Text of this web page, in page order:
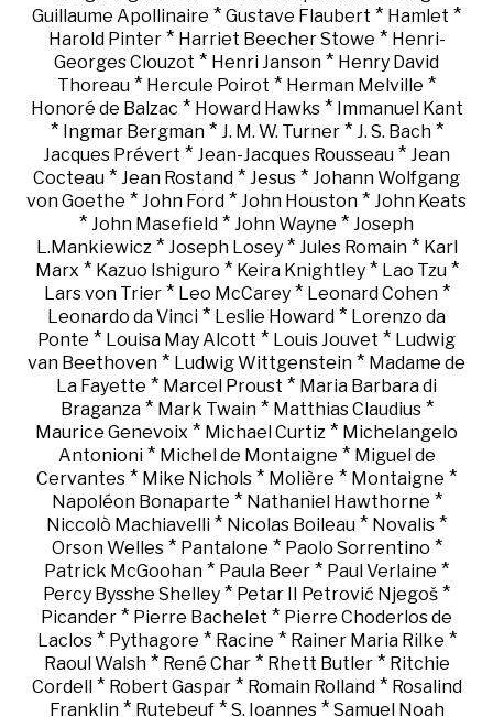
Guillaume Apollinaire * Gustave Flaubert * Hamlet *
Harold Pinter* Harriet Beecher Stowe * Henri-
Georges Clouzot * Henri Janson * Henry David
Thoreau * Hercule Poirot * Herman Melville *
Honoré de Balzac * Howard Hawks* Immanuel Kant
* Ingmar Bergman* J. M. W. Turner* J. S. Bach*
Jacques Prévert * Jean-Jacques Rousseau * Jean
Cocteau * Jean Rostand * Jesus * Johann Wolfgang
von Goethe * John Ford * John Houston * John Keats
* John Masefield * John Wayne * Joseph
L.Mankiewicz* Joseph Losey* Jules Romain* Karl
Marx * Kazuo Ishiguro * Keira Knightley* Lao Tzu*
Lars von Trier* Leo McCarey* Leonard Cohen*
Leonardo da Vinci * Leslie Howard * Lorenzo da
Ponte * Louisa May Alcott * Louis Jouvet * Ludwig
van Beethoven * Ludwig Wittgenstein * Madame de
La Fayette * Marcel Proust * Maria Barbara di
Braganza* Mark Twain* Matthias Claudius*
Maurice Genevoix * Michael Curtiz * Michelangelo
Antonioni* Michel de Montaigne * Miguel de
Cervantes * Mike Nichols * Molière * Montaigne *
Napoléon Bonaparte * Nathaniel Hawthorne *
Niccolò Machiavelli * Nicolas Boileau * Novalis *
Orson Welles* Pantalone * Paolo Sorrentino *
Patrick McGoohan * Paula Beer * Paul Verlaine *
Percy Bysshe Shelley * Petar II Petrović Njegoš *
Picander * Pierre Bachelet * Pierre Choderlos de
Laclos* Pythagore * Racine * Rainer Maria Rilke *
Raoul Walsh* René Char* Rhett Butler* Ritchie
Cordell * Robert Gaspar* Romain Rolland* Rosalind
Franklin* Rutebeuf* S. Ioannes* Samuel Noah